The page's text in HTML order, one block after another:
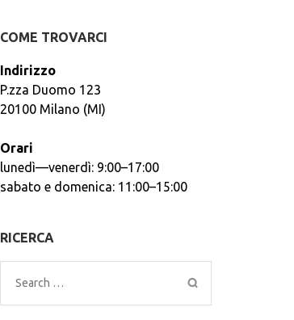
COME TROVARCI
Indirizzo
P.zza Duomo 123
20100 Milano (MI)
Orari
lunedì—venerdì: 9:00–17:00
sabato e domenica: 11:00–15:00
RICERCA
Search
for: